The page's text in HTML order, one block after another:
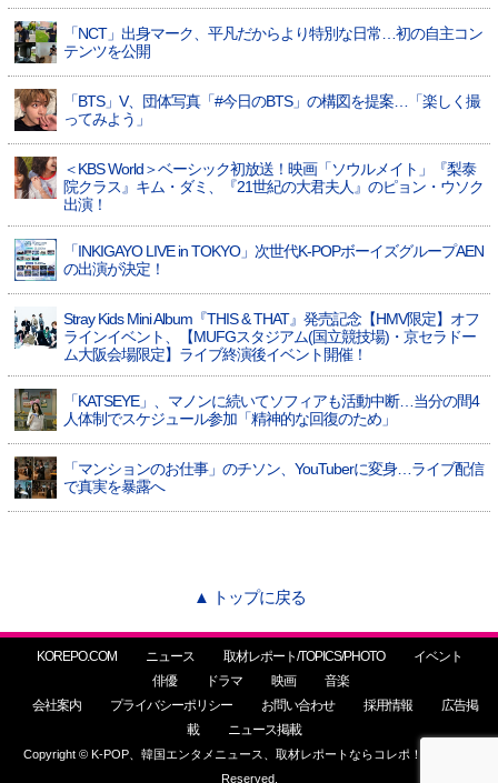
「NCT」出身マーク、平凡だからより特別な日常…初の自主コン
テンツを公開
「BTS」V、団体写真「#今日のBTS」の構図を提案…「楽しく撮
ってみよう」
＜KBS World＞ベーシック初放送！映画「ソウルメイト」『梨泰
院クラス』キム・ダミ、『21世紀の大君夫人』のピョン・ウソク
出演！
「INKIGAYO LIVE in TOKYO」次世代K-POPボーイズグループAEN
の出演が決定！
Stray Kids Mini Album『THIS & THAT』発売記念【HMV限定】オフ
ラインイベント、【MUFGスタジアム(国立競技場)・京セラドー
ム大阪会場限定】ライブ終演後イベント開催！
「KATSEYE」、マノンに続いてソフィアも活動中断…当分の間4
人体制でスケジュール参加「精神的な回復のため」
「マンションのお仕事」のチソン、YouTuberに変身…ライブ配信
で真実を暴露へ
▲ トップに戻る
KOREPO.COM ニュース 取材レポート/TOPICS/PHOTO
イベント
俳優
ドラマ 映画
音楽
会社案内
プライバシーポリシー お問い合わせ 採用情報
広告掲
載
ニュース掲載
Copyright © K-POP、韓国エンタメニュース、取材レポートならコレポ！ All Rights
Reserved.